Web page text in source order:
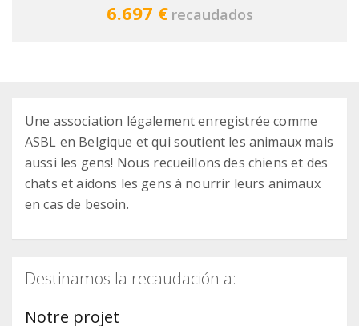
6.697 € recaudados
Une association légalement enregistrée comme
ASBL en Belgique et qui soutient les animaux mais
aussi les gens! Nous recueillons des chiens et des
chats et aidons les gens à nourrir leurs animaux
en cas de besoin.
Destinamos la recaudación a:
Notre projet